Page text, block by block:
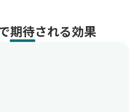
期待される効果